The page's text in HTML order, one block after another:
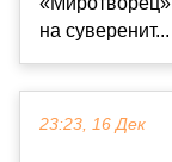
на суверенит...
23:23, 16 Дек